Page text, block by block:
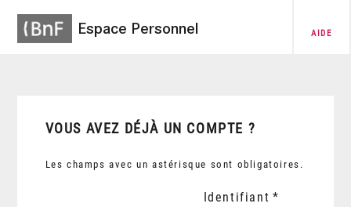
Espace Personnel AIDE
VOUS AVEZ DÉJÀ UN COMPTE ?
Les champs avec un astérisque sont obligatoires.
Identifiant